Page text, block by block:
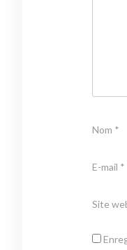
Nom *
E-mail *
Site